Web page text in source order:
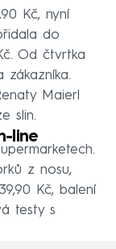
Kč, nyní
do
Od čtvrtka
zákazníka.
Maierl
slin.
line
z nosu,
Kč, balení
testy s